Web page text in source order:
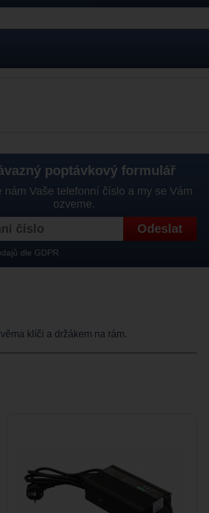
poptávkový formulář
nám Vaše telefonní číslo a my se Vám
ozveme.
dle GDPR
klíči a držákem na rám.